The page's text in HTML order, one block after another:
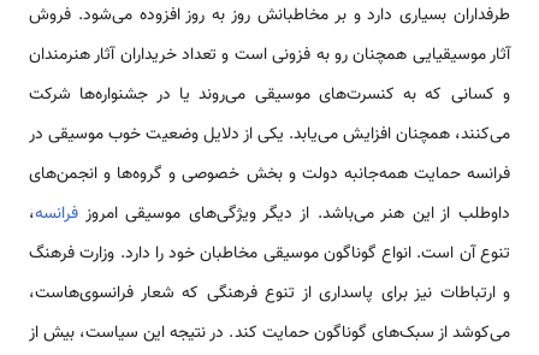
طرفداران بسیاری دارد و بر مخاطبانش روز به روز افزوده می‌شود. فروش
آثار موسیقیایی همچنان رو به فزونی است و تعداد خریداران آثار هنرمندان
و کسانی که به کنسرت‌های موسیقی می‌روند یا در جشنواره‌ها شرکت
می‌کنند، همچنان افزایش می‌یابد. یکی از دلایل وضعیت خوب موسیقی در
فرانسه حمایت همه‌جانبه دولت و بخش خصوصی و گروه‌ها و انجمن‌های
داوطلب از این هنر می‌باشد. از دیگر ویژگی‌های موسیقی امروز فرانسه،
تنوع آن است. انواع گوناگون موسیقی مخاطبان خود را دارد. وزارت فرهنگ
و ارتباطات نیز برای پاسداری از تنوع فرهنگی که شعار فرانسوی‌هاست،
می‌کوشد از سبک‌های گوناگون حمایت کند. در نتیجه این سیاست، بیش از